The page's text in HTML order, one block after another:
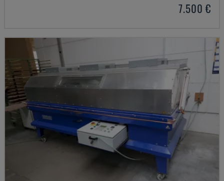
7.500 €